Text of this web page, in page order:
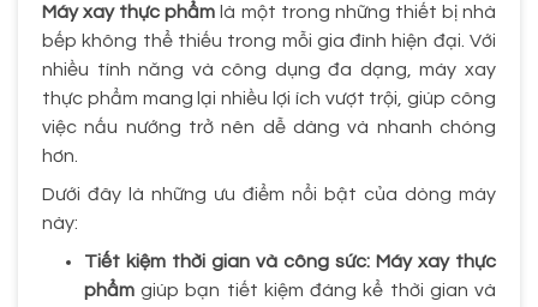
Máy xay thực phẩm là một trong những thiết bị nhà
bếp không thể thiếu trong mỗi gia đình hiện đại. Với
nhiều tính năng và công dụng đa dạng, máy xay
thực phẩm mang lại nhiều lợi ích vượt trội, giúp công
việc nấu nướng trở nên dễ dàng và nhanh chóng
hơn.
Dưới đây là những ưu điểm nổi bật của dòng máy
này:
Tiết kiệm thời gian và công sức: Máy xay thực
phẩmgiúp bạn tiết kiệm đáng kể thời gian và